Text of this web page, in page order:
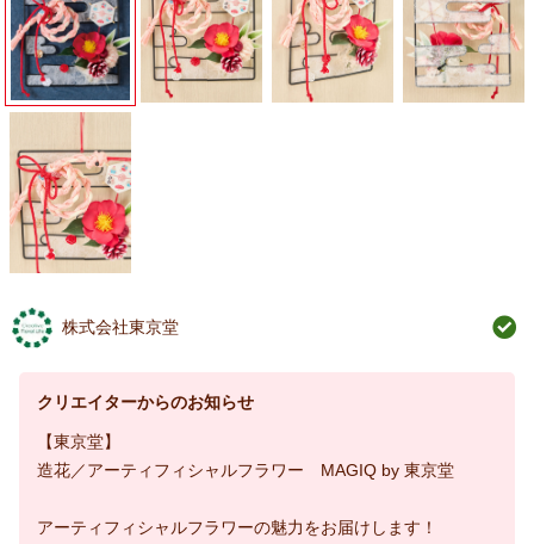
株式会社東京堂
クリエイターからのお知らせ
【東京堂】
造花／アーティフィシャルフラワー MAGIQ by 東京堂
アーティフィシャルフラワーの魅力をお届けします！